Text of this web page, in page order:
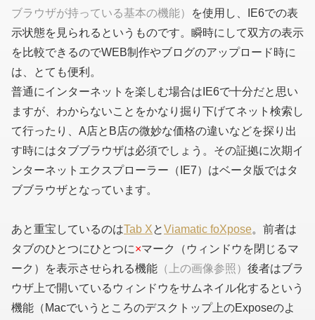
ブラウザが持っている基本の機能）
を使用し、IE6での表
示状態を見られるというものです。瞬時にして双方の表示
を比較できるのでWEB制作やブログのアップロード時に
は、とても便利。
普通にインターネットを楽しむ場合はIE6で十分だと思い
ますが、わからないことをかなり掘り下げてネット検索し
て行ったり、A店とB店の微妙な価格の違いなどを探り出
す時にはタブブラウザは必須でしょう。その証拠に次期イ
ンターネットエクスプローラー（IE7）はベータ版ではタ
ブブラウザとなっています。
あと重宝しているのはTab XとViamatic foXpose。前者は
タブのひとつにひとつに×マーク（ウィンドウを閉じるマ
ーク）を表示させられる機能 （上の画像参照） 後者はブラ
ウザ上で開いているウィンドウをサムネイル化するという
機能（Macでいうところのデスクトップ上のExposeのよ